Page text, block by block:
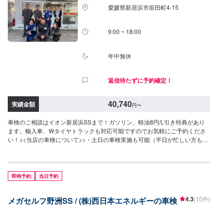
愛媛県新居浜市前田町4-15
9:00 ~ 18:00
年中無休
返信待たずに予約確定！
実績金額 40,740円〜
車検のご相談はイオン新居浜SSまで！ガソリン、軽油8円/L引き特典があり
ます。輸入車、Wタイヤトラックも対応可能ですのでお気軽にご予約くださ
い！<<当店の車検について>>・土日の車検実施も可能（平日が忙しい方も安
費用目安>>⚫︎軽自動車（ワゴンR・ハスラーなど）｜車検基本料14,800円↓各
種法定料金合計25,940円（合計）40,740円最大割引適用で▶︎合計35,740円⚫︎
小型車（ヤリス・マーチなど）｜車検基本料14,800円↓各種法定料金合計
ド・レガシィなど）｜車検基本料14,800円↓各種法定料金合計44,050円（合
即時予約 当日予約
メガセルフ野洲SS / (株)西日本エネルギーの車検 4.3(10件)